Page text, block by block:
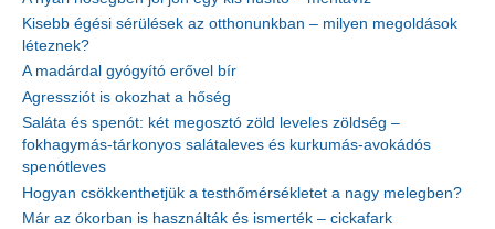
Kisebb égési sérülések az otthonunkban – milyen megoldások
léteznek?
A madárdal gyógyító erővel bír
Agressziót is okozhat a hőség
Saláta és spenót: két megosztó zöld leveles zöldség –
fokhagymás-tárkonyos salátaleves és kurkumás-avokádós
spenótleves
Hogyan csökkenthetjük a testhőmérsékletet a nagy melegben?
Már az ókorban is használták és ismerték – cickafark